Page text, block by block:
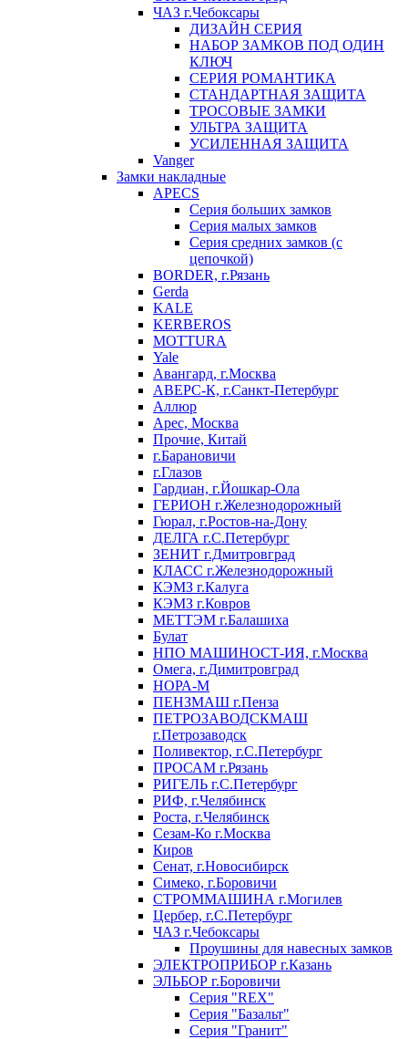
ЧАЗ г.Чебоксары
ДИЗАЙН СЕРИЯ
НАБОР ЗАМКОВ ПОД ОДИН
КЛЮЧ
СЕРИЯ РОМАНТИКА
СТАНДАРТНАЯ ЗАЩИТА
ТРОСОВЫЕ ЗАМКИ
УЛЬТРА ЗАЩИТА
УСИЛЕННАЯ ЗАЩИТА
Vanger
Замки накладные
APECS
Серия больших замков
Серия малых замков
Серия средних замков (с
цепочкой)
BORDER, г.Рязань
Gerda
KALE
KERBEROS
MOTTURA
Yale
Авангард, г.Москва
АВЕРС-К, г.Санкт-Петербург
Аллюр
Арес, Москва
Прочие, Китай
г.Барановичи
г.Глазов
Гардиан, г.Йошкар-Ола
ГЕРИОН г.Железнодорожный
Гюрал, г.Ростов-на-Дону
ДЕЛГА г.С.Петербург
ЗЕНИТ г.Дмитровград
КЛАСС г.Железнодорожный
КЭМЗ г.Калуга
КЭМЗ г.Ковров
МЕТТЭМ г.Балашиха
Булат
НПО МАШИНОСТ-ИЯ, г.Москва
Омега, г.Димитровград
НОРА-М
ПЕНЗМАШ г.Пенза
ПЕТРОЗАВОДСКМАШ
г.Петрозаводск
Поливектор, г.С.Петербург
ПРОСАМ г.Рязань
РИГЕЛЬ г.С.Петербург
РИФ, г.Челябинск
Роста, г.Челябинск
Сезам-Ко г.Москва
Киров
Сенат, г.Новосибирск
Симеко, г.Боровичи
СТРОММАШИНА г.Могилев
Цербер, г.С.Петербург
ЧАЗ г.Чебоксары
Проушины для навесных замков
ЭЛЕКТРОПРИБОР г.Казань
ЭЛЬБОР г.Боровичи
Серия "REX"
Серия "Базальт"
Серия "Гранит"